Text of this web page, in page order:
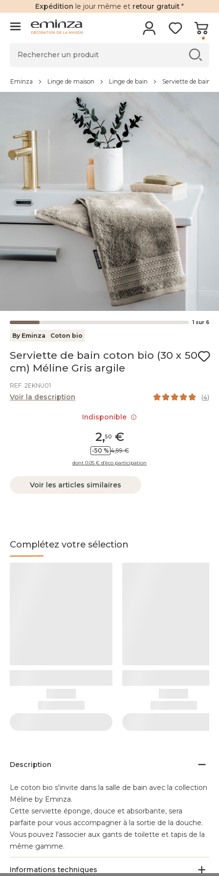
Expédition le jour même et retour gratuit *
DÉCORATION DE LA MAISON
Eminza Linge de maison Linge de bain Serviette de bain
1 sur 6
By Eminza Coton bio
Serviette de bain coton bio (30 x 50
cm) Méline Gris argile
REF. 2EKNU01
Voir la description (4)
2,50€
-50 % 4,99 €
dont 0.05 € d’éco participation
Voir les articles similaires
Complétez votre sélection
Description
Le coton bio s'invite dans la salle de bain avec la collection
Méline by Eminza.
Cette serviette éponge, douce et absorbante, sera
parfaite pour vous accompagner à la sortie de la douche.
Vous pouvez l'associer aux gants de toilette et tapis de la
même gamme.
Informations techniques